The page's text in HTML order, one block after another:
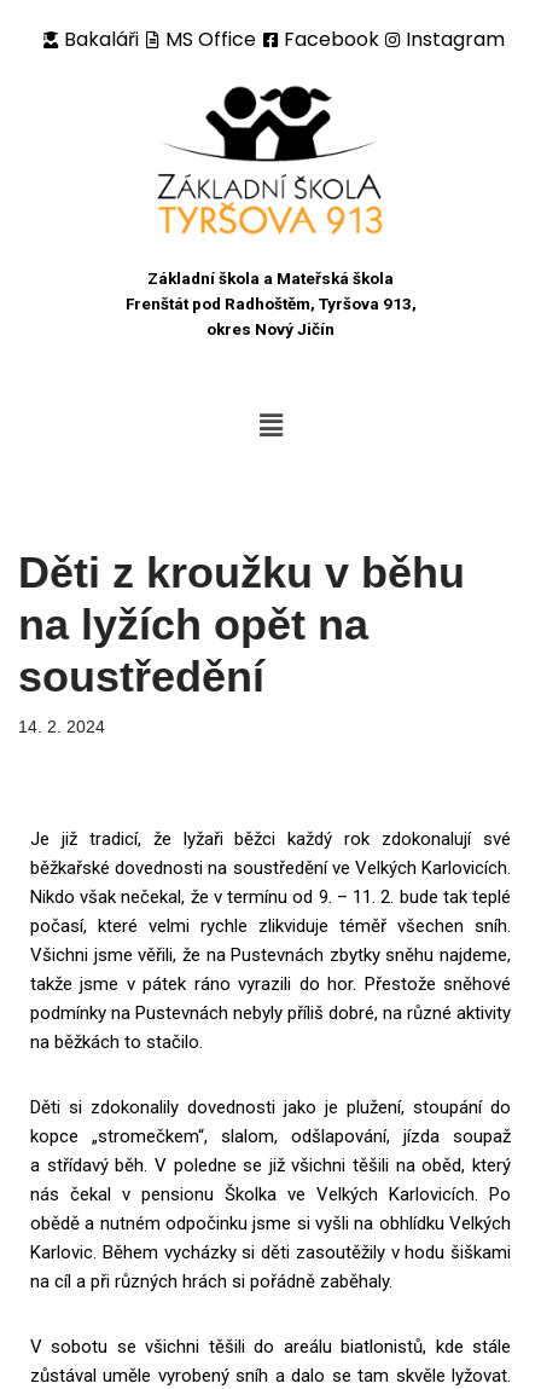
Bakaláři MS Office Facebook Instagram
Základní škola a Mateřská škola
Frenštát pod Radhoštěm, Tyršova 913,
okres Nový Jičín
Děti z kroužku v běhu
na lyžích opět na
soustředění
14. 2. 2024
Je již tradicí, že lyžaři běžci každý rok zdokonalují své
běžkařské dovednosti na soustředění ve Velkých Karlovicích.
Nikdo však nečekal, že v termínu od 9. – 11. 2. bude tak teplé
počasí, které velmi rychle zlikviduje téměř všechen sníh.
Všichni jsme věřili, že na Pustevnách zbytky sněhu najdeme,
takže jsme v pátek ráno vyrazili do hor. Přestože sněhové
podmínky na Pustevnách nebyly příliš dobré, na různé aktivity
na běžkách to stačilo.
Děti si zdokonalily dovednosti jako je plužení, stoupání do
kopce „stromečkem“, slalom, odšlapování, jízda soupaž
a střídavý běh. V poledne se již všichni těšili na oběd, který
nás čekal v pensionu Školka ve Velkých Karlovicích. Po
obědě a nutném odpočinku jsme si vyšli na obhlídku Velkých
Karlovic. Během vycházky si děti zasoutěžily v hodu šiškami
na cíl a při různých hrách si pořádně zaběhaly.
V sobotu se všichni těšili do areálu biatlonistů, kde stále
zůstával uměle vyrobený sníh a dalo se tam skvěle lyžovat.